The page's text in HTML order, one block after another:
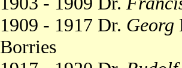
1909 - 1917 Dr. Georg
Borries